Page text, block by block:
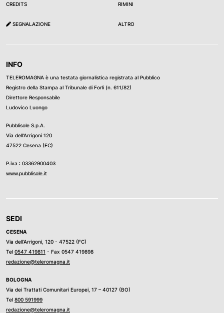
CREDITS
SEGNALAZIONE
RIMINI
ALTRO
INFO
TELEROMAGNA è una testata giornalistica registrata al Pubblico
Registro della Stampa al Tribunale di Forli (n. 611/82)
Direttore Responsabile
Ludovico Luongo
Pubblisole S.p.A.
Via dell’Arrigoni 120
47522 Cesena (FC)
P.iva : 03362900403
www.pubblisole.it
SEDI
CESENA
Via dell’Arrigoni, 120 - 47522 (FC)
Tel 0547 419811 - Fax 0547 419898
redazione@teleromagna.it
BOLOGNA
Via dei Trattati Comunitari Europei, 17 – 40127 (BO)
Tel 800 591999
redazione@teleromagna.it